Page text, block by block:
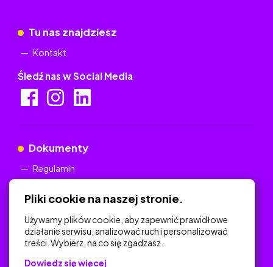
Tu nas znajdziesz
Kontakt
Śledź nas w Social Media
Dokumenty
Regulamin
Na skróty
Polityka Prywatności
Pliki cookie na naszej stronie.
Używamy plików cookie, aby zapewnić prawidłowe
działanie serwisu, analizować ruch i personalizować
treści. Wybierz, na co się zgadzasz.
Dowiedz się więcej